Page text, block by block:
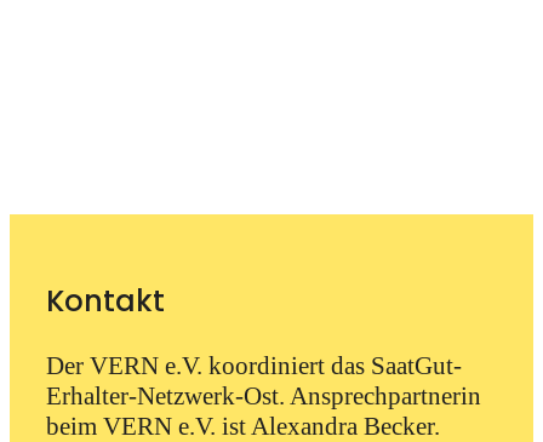
Kontakt
Der VERN e.V. koordiniert das SaatGut-
Erhalter-Netzwerk-Ost. Ansprechpartnerin
beim VERN e.V. ist Alexandra Becker.